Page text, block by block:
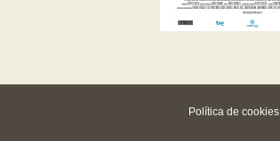
Política de cookies